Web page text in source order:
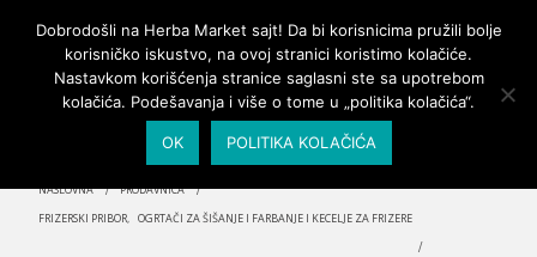
PRIJAVA/MOJ NALOG
NASLOVNA
PRODAVNICA
FRIZERSKI PRIBOR, OGRTAČI ZA ŠIŠANJE I FARBANJE I KECELJE ZA FRIZERE
Dobrodošli na Herba Market sajt! Da bi korisnicima pružili bolje
korisničko iskustvo, na ovoj stranici koristimo kolačiće.
Nastavkom korišćenja stranice saglasni ste sa upotrebom
kolačića. Podešavanja i više o tome u „politika kolačića“.
OK POLITIKA KOLAČIĆA